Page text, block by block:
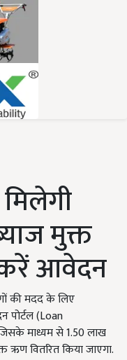
मुक्त
आवेदन
की मदद के लिए
पोर्टल (Loan
माध्यम से 1.50 लाख
ऋण वितरित किया जाएगा.